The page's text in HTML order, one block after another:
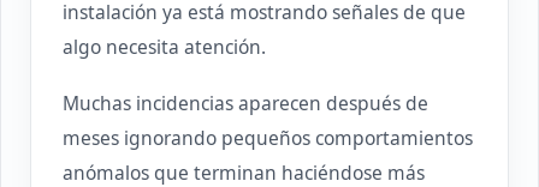
instalación ya está mostrando señales de que
algo necesita atención.
Muchas incidencias aparecen después de
meses ignorando pequeños comportamientos
anómalos que terminan haciéndose más